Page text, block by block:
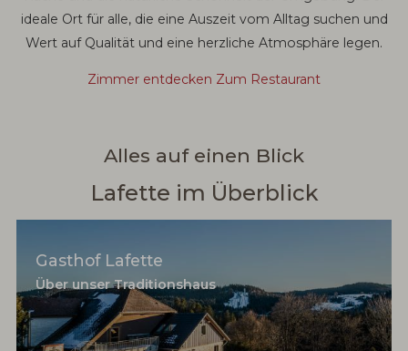
ideale Ort für alle, die eine Auszeit vom Alltag suchen und
Wert auf Qualität und eine herzliche Atmosphäre legen.
Zimmer entdecken Zum Restaurant
Alles auf einen Blick
Lafette im Überblick
Gasthof Lafette
Über unser Traditionshaus